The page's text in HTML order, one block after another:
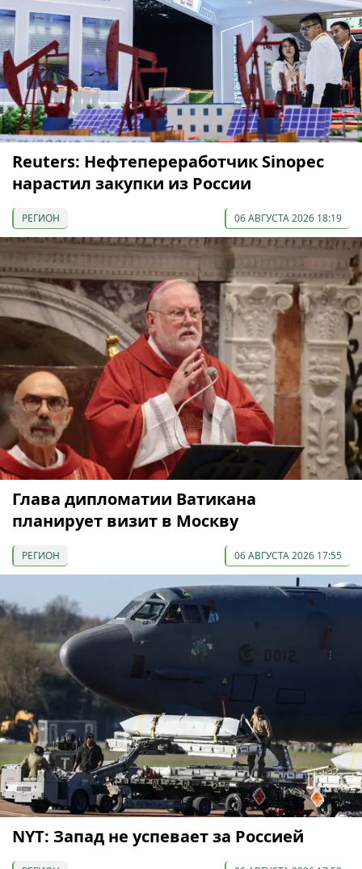
Reuters: Нефтепереработчик Sinopec
нарастил закупки из России
РЕГИОН 06 АВГУСТА 2026 18:19
Глава дипломатии Ватикана
планирует визит в Москву
РЕГИОН 06 АВГУСТА 2026 17:55
NYT: Запад не успевает за Россией